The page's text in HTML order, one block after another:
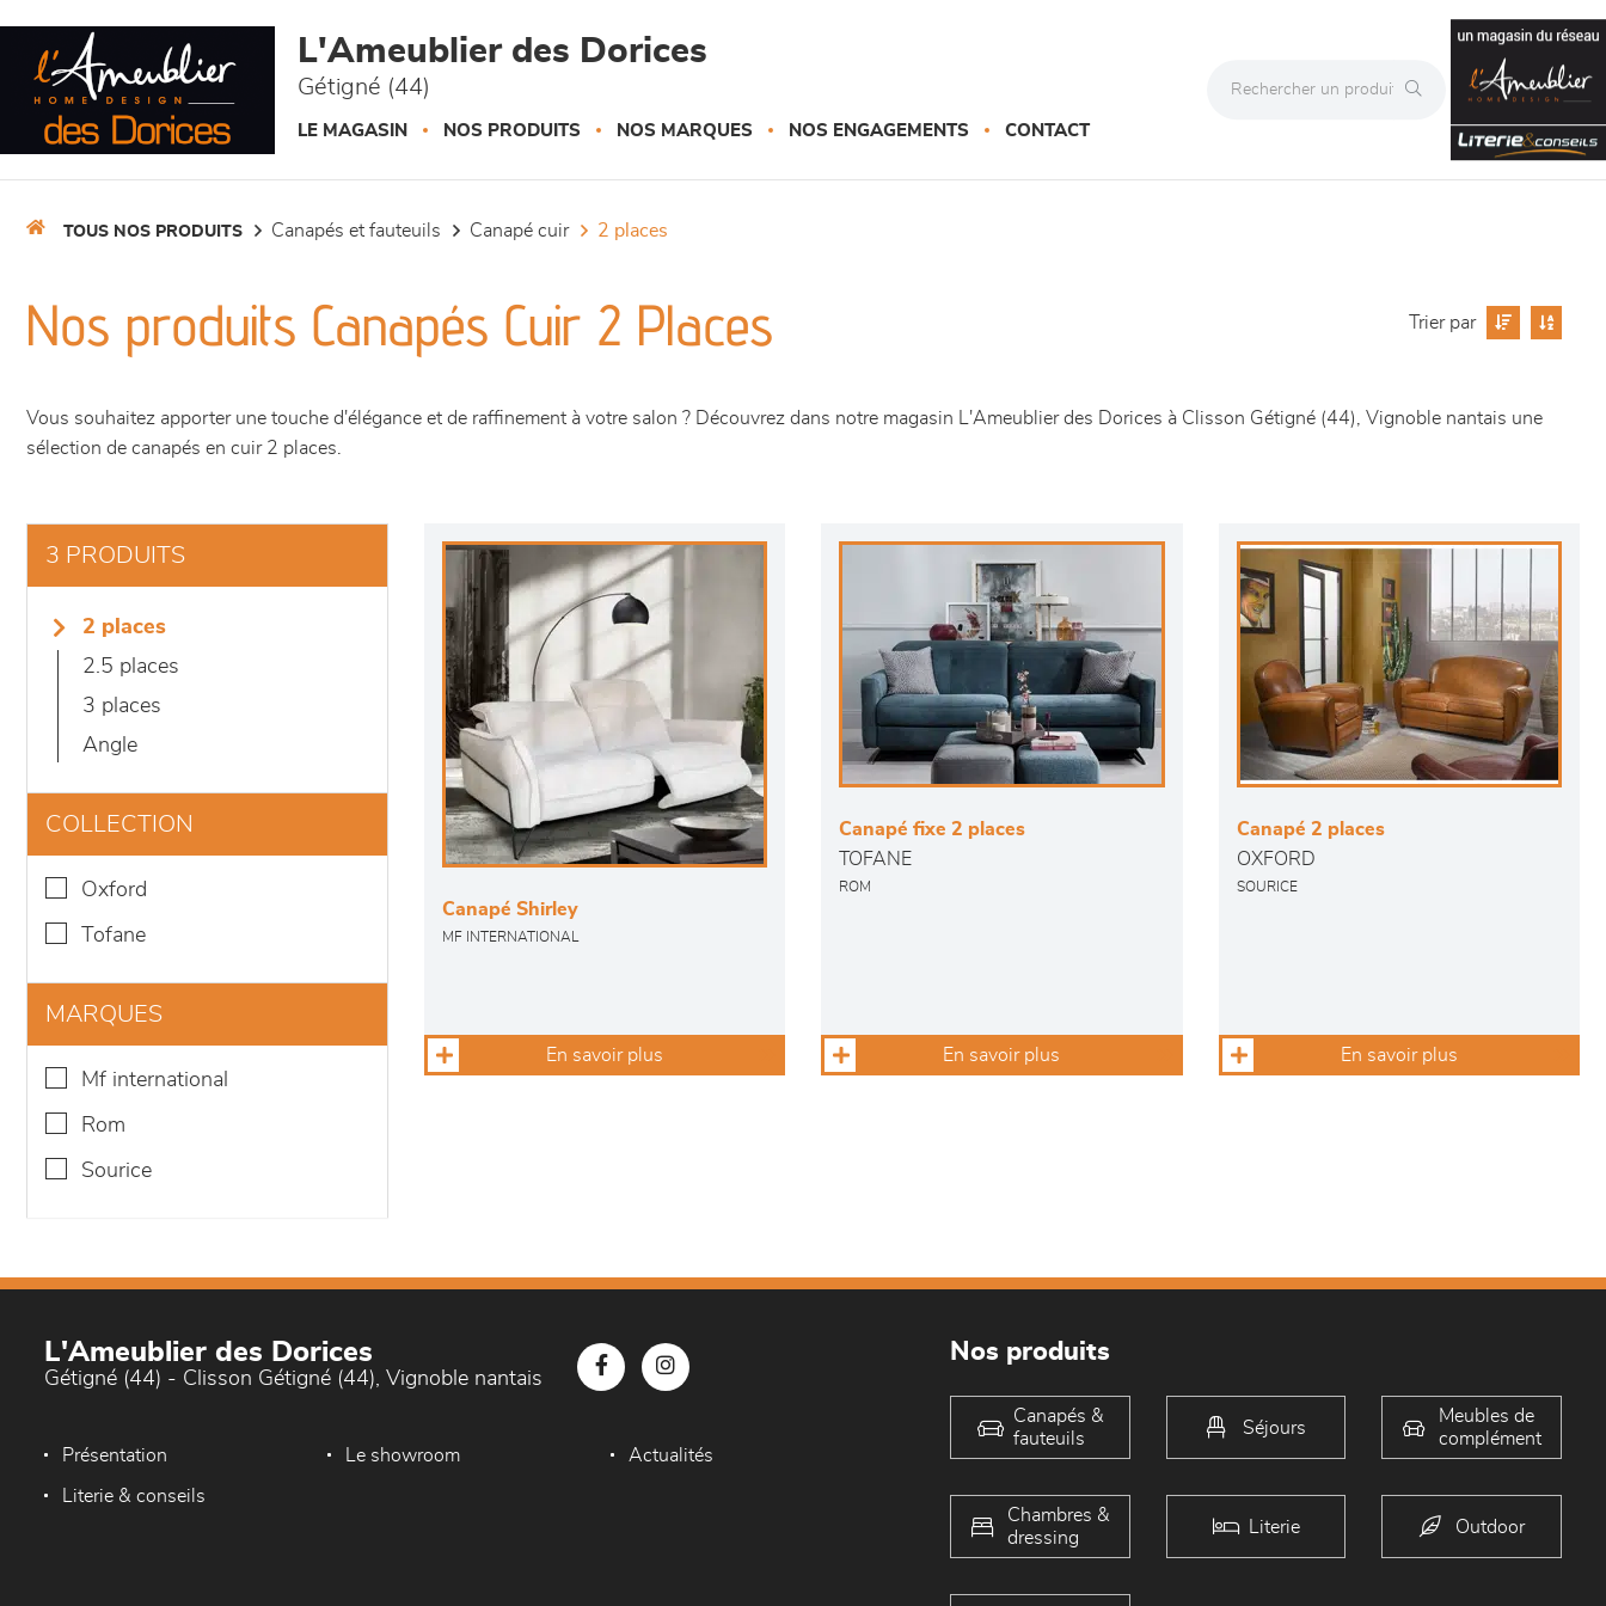
L'Ameublier des Dorices
Gétigné (44)
LE MAGASIN NOS PRODUITS NOS MARQUES NOS ENGAGEMENTS CONTACT
TOUS NOS PRODUITS canapés et fauteuils canapé cuir 2 places
Nos produits Canapés Cuir 2 Places Trier par
Vous souhaitez apporter une touche d'élégance et de raffinement à votre salon ? Découvrez dans notre magasin L'Ameublier des Dorices à Clisson Gétigné (44), Vignoble nantais une
sélection de canapés en cuir 2 places.
3 PRODUITS
2 places
2.5 places
3 places
angle
COLLECTION
oxford
tofane
MARQUES
mf international
rom
sourice
Canapé Shirley
MF INTERNATIONAL
En savoir plus
Canapé fixe 2 places
TOFANE
ROM
En savoir plus
Canapé 2 places
OXFORD
SOURICE
En savoir plus
L'Ameublier des Dorices
Gétigné (44) - Clisson Gétigné (44), Vignoble nantais
Présentation Le showroom Actualités
Literie & conseils
Nos produits
Canapés &
fauteuils
Séjours
Meubles de
complément
Chambres &
dressing
Literie Outdoor